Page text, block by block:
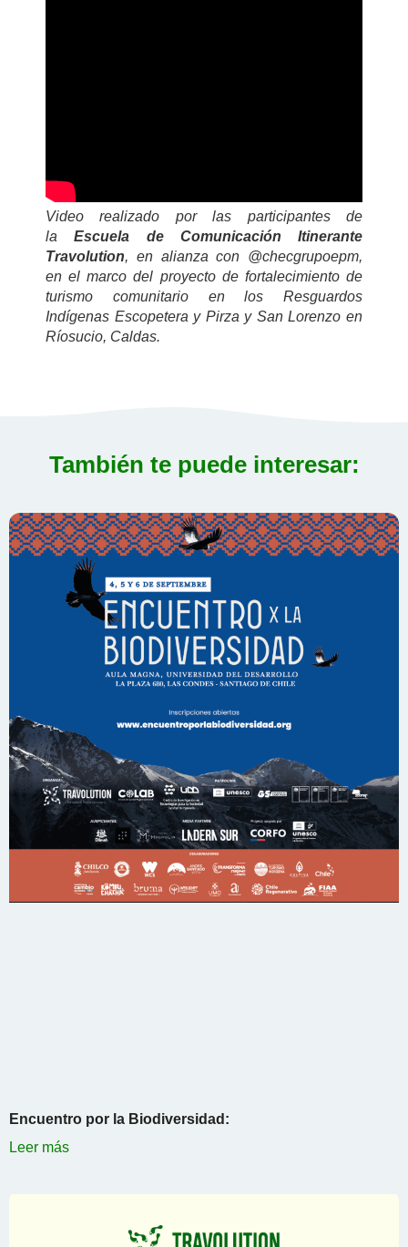
Video realizado por las participantes de
laEscuela de Comunicación Itinerante
Travolution, en alianza con @checgrupoepm,
en el marco del proyecto de fortalecimiento de
turismo comunitario en los Resguardos
Indígenas Escopetera y Pirza y San Lorenzo en
Ríosucio, Caldas.
También te puede interesar:
Encuentro por la Biodiversidad:
Leer más